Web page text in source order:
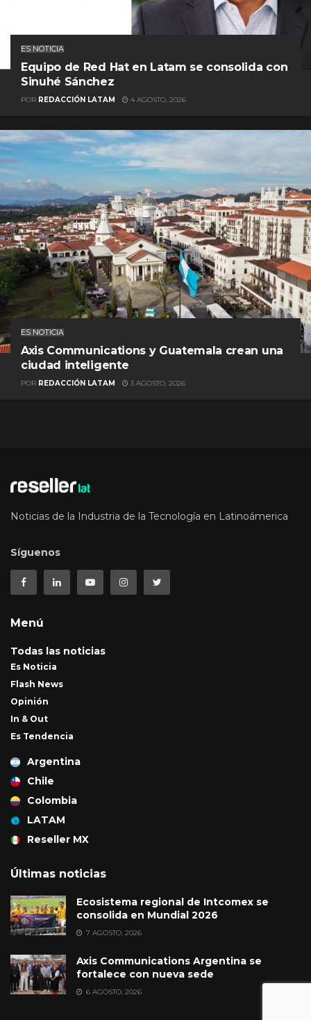
ES NOTICIA
Equipo de Red Hat en Latam se consolida con
Sinuhé Sánchez
POR REDACCIÓN LATAM 4 AGOSTO, 2026
ES NOTICIA
Axis Communications y Guatemala crean una
ciudad inteligente
POR REDACCIÓN LATAM 3 AGOSTO, 2026
Noticias de la Industria de la Tecnología en Latinoámerica
Síguenos
Menú
Todas las noticias
Es Noticia
Flash News
Opinión
In & Out
Es Tendencia
Argentina
Chile
Colombia
LATAM
Reseller MX
Últimas noticias
Ecosistema regional de Intcomex se
consolida en Mundial 2026
7 AGOSTO, 2026
Axis Communications Argentina se
fortalece con nueva sede
6 AGOSTO, 2026